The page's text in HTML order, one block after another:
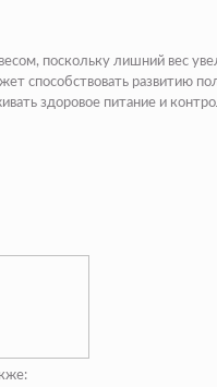
поскольку лишний вес
способствовать развитию
здоровое питание и